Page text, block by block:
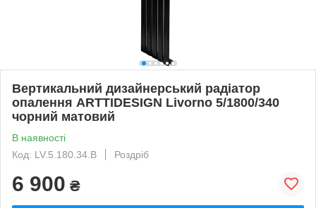
Вертикальний дизайнерський радіатор
опалення ARTTIDESIGN Livorno 5/1800/340
чорний матовий
В наявності
Код: LV.5.180.34.B
Роздріб
6 900 ₴